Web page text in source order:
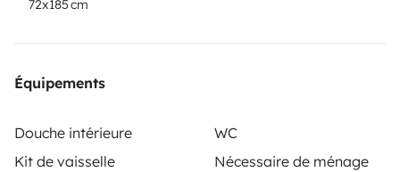
72x185 cm
Équipements
Douche intérieure
WC
Kit de vaisselle
Nécessaire de ménage